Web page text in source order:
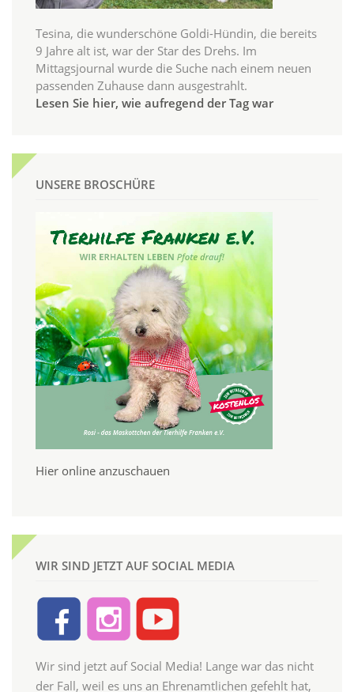
Tesina, die wunderschöne Goldi-Hündin, die bereits
9 Jahre alt ist, war der Star des Drehs. Im
Mittagsjournal wurde die Suche nach einem neuen
passenden Zuhause dann ausgestrahlt.
Lesen Sie hier, wie aufregend der Tag war
UNSERE BROSCHÜRE
Hier online anzuschauen
WIR SIND JETZT AUF SOCIAL MEDIA
Wir sind jetzt auf Social Media! Lange war das nicht
der Fall, weil es uns an Ehrenamtlichen gefehlt hat,